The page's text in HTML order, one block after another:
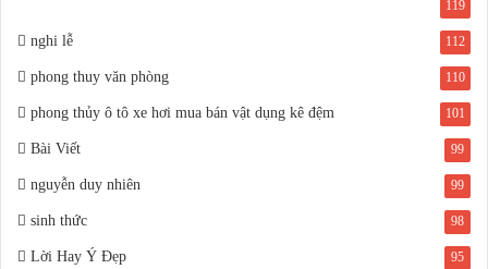
119
nghi lễ 112
phong thuy văn phòng 110
phong thủy ô tô xe hơi mua bán vật dụng kê đệm 101
Bài Viết 99
nguyễn duy nhiên 99
sinh thức 98
Lời Hay Ý Đẹp 95